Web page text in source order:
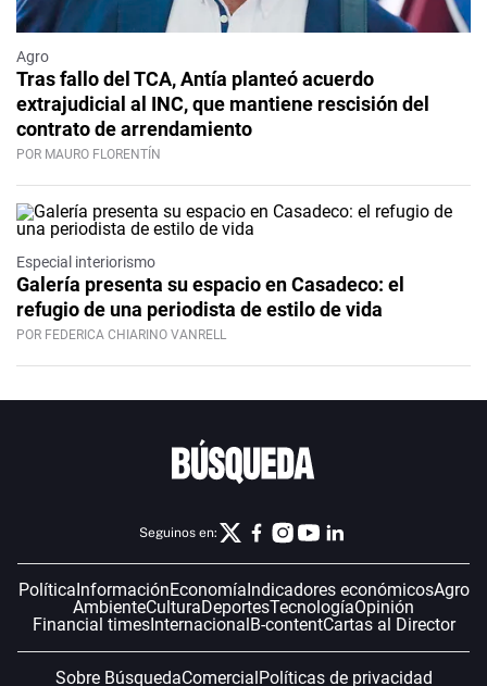
Agro
Tras fallo del TCA, Antía planteó acuerdo
extrajudicial al INC, que mantiene rescisión del
contrato de arrendamiento
POR MAURO FLORENTÍN
Especial interiorismo
Galería presenta su espacio en Casadeco: el
refugio de una periodista de estilo de vida
POR FEDERICA CHIARINO VANRELL
Seguinos en:
PolíticaInformaciónEconomíaIndicadores económicosAgro
AmbienteCulturaDeportesTecnologíaOpinión
Financial timesInternacionalB-contentCartas al Director
Sobre BúsquedaComercialPolíticas de privacidad